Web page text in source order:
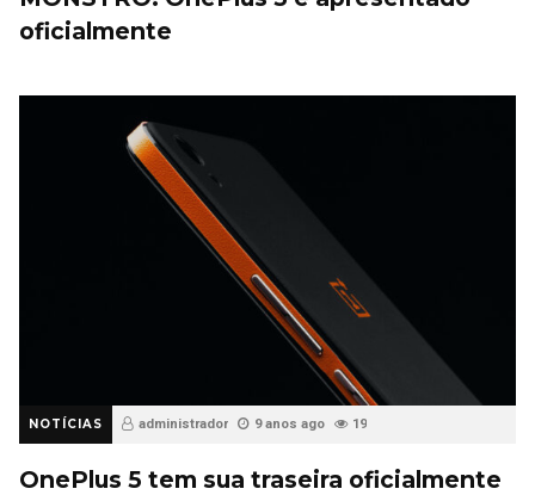
oficialmente
NOTÍCIAS administrador 9 anos ago 19
OnePlus 5 tem sua traseira oficialmente